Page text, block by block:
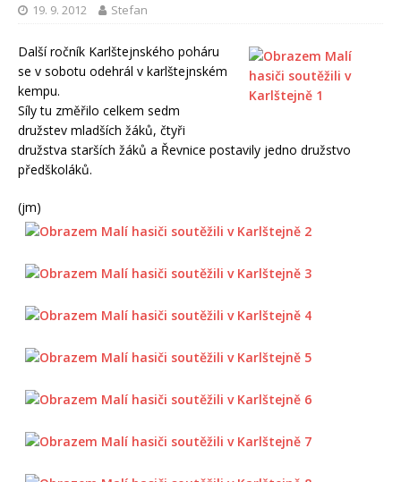
19. 9. 2012 Stefan
Další ročník Karlštejnského poháru
se v sobotu odehrál v karlštejnském
kempu.
Síly tu změřilo celkem sedm
družstev mladších žáků, čtyři
družstva starších žáků a Řevnice postavily jedno družstvo
předškoláků.
(jm)